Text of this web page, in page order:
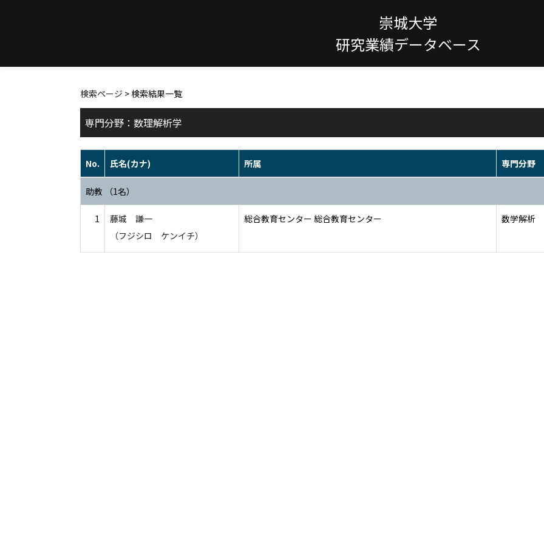
崇城大学
研究業績データベース
検索ページ > 検索結果一覧
専門分野：数理解析学
No. 氏名(カナ) 所属 専門分野
助教 （1名）
1
藤城 謙一
（フジシロ ケンイチ）
総合教育センター 総合教育センター 数学解析